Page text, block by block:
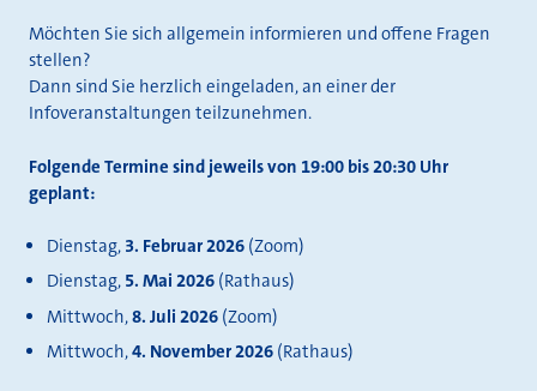
Möchten Sie sich allgemein informieren und offene Fragen
stellen?
Dann sind Sie herzlich eingeladen, an einer der
Infoveranstaltungen teilzunehmen.
Folgende Termine sind jeweils von 19:00 bis 20:30 Uhr
geplant:
Dienstag, 3. Februar 2026(Zoom)
Dienstag, 5. Mai 2026(Rathaus)
Mittwoch,8. Juli 2026(Zoom)
Mittwoch,4. November 2026(Rathaus)